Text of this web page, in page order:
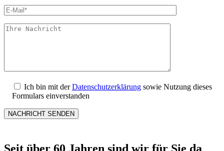
Ich bin mit derDatenschutzerklärung sowie Nutzung dieses
Formulars einverstanden